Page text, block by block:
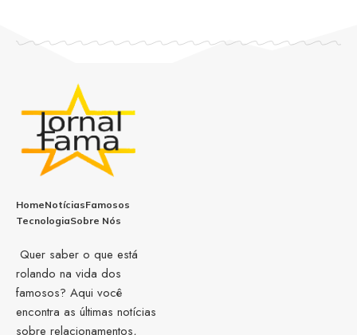
HomeNotíciasFamosos
TecnologiaSobre Nós
Quer saber o que está
rolando na vida dos
famosos? Aqui você
encontra as últimas notícias
sobre relacionamentos,